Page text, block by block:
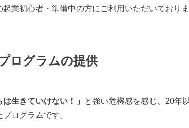
業初心者・準備中の方にご利用いただいておりま
ログラムの提供
生きていけない！」 と強い危機感を感じ、20年
ログラムです。